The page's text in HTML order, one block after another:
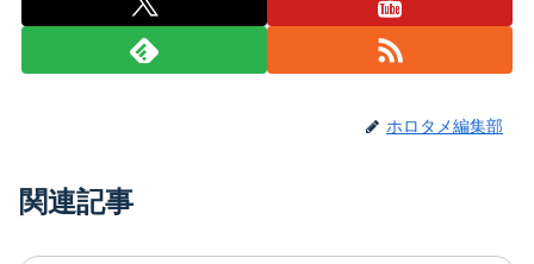
ホロタメ編集部
関連記事